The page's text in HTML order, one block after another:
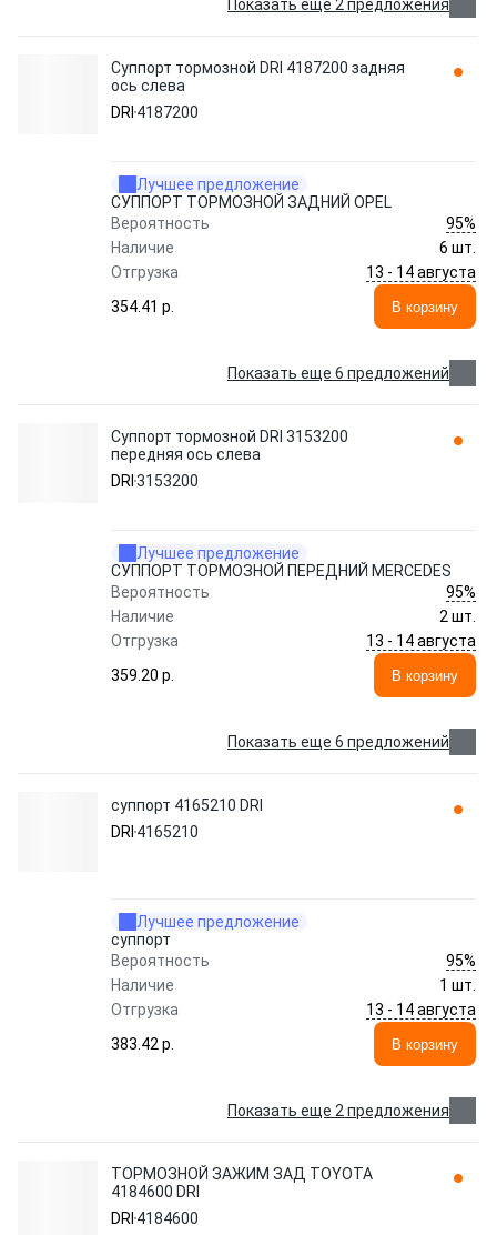
Показать еще 2 предложения
Суппорт тормозной DRI 4187200 задняя
ось слева
DRI 4187200
Лучшее предложение
СУППОРТ ТОРМОЗНОЙ ЗАДНИЙ OPEL
Вероятность
95%
Наличие
6 шт.
Отгрузка
13 - 14 августа
354.41 p.
В корзину
Показать еще 6 предложений
Суппорт тормозной DRI 3153200
передняя ось слева
DRI 3153200
Лучшее предложение
СУППОРТ ТОРМОЗНОЙ ПЕРЕДНИЙ MERCEDES
Вероятность
95%
Наличие
2 шт.
Отгрузка
13 - 14 августа
359.20 p.
В корзину
Показать еще 6 предложений
суппорт 4165210 DRI
DRI 4165210
Лучшее предложение
суппорт
Вероятность
95%
Наличие
1 шт.
Отгрузка
13 - 14 августа
383.42 p.
В корзину
Показать еще 2 предложения
ТОРМОЗНОЙ ЗАЖИМ ЗАД TOYOTA
4184600 DRI
DRI 4184600